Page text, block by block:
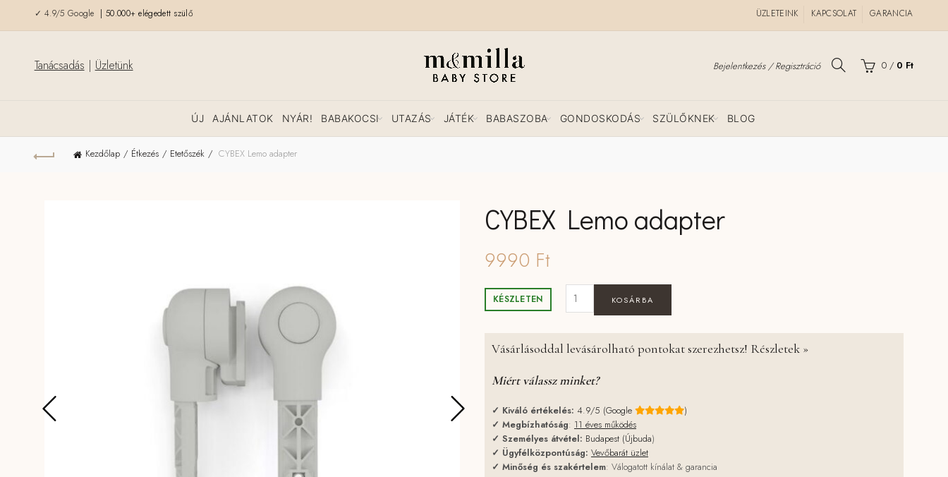
✓ 4.9/5 Google | 50.000+ elégedett szülő ÜZLETEINK KAPCSOLAT GARANCIA
Tanácsadás | Üzletünk Bejelentkezés / Regisztráció 0 / 0 Ft
ÚJ AJÁNLATOK NYÁR! BABAKOCSI UTAZÁS JÁTÉK BABASZOBA GONDOSKODÁS SZÜLŐKNEK BLOG
Kezdőlap Étkezés Etetőszék CYBEX Lemo adapter
CYBEX Lemo adapter
9990 Ft
KÉSZLETEN KOSÁRBA
Vásárlásoddal levásárolható pontokat szerezhetsz! Részletek »
Miért válassz minket?
✓ Kiváló értékelés: 4.9/5 (Google
)
✓ Megbízhatóság: 11 éves működés
✓ Személyes átvétel: Budapest (Újbuda)
✓ Ügyfélközpontúság: Vevőbarát üzlet
✓ Minőség és szakértelem: Válogatott kínálat & garancia